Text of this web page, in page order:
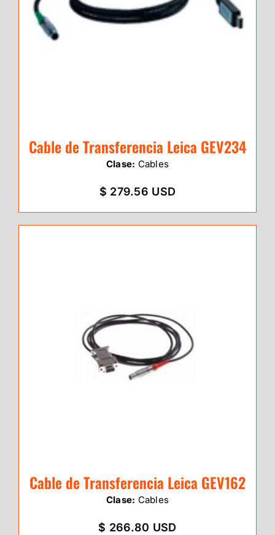
Cable de Transferencia Leica GEV234
Clase: Cables
$ 279.56 USD
Cable de Transferencia Leica GEV162
Clase: Cables
$ 266.80 USD